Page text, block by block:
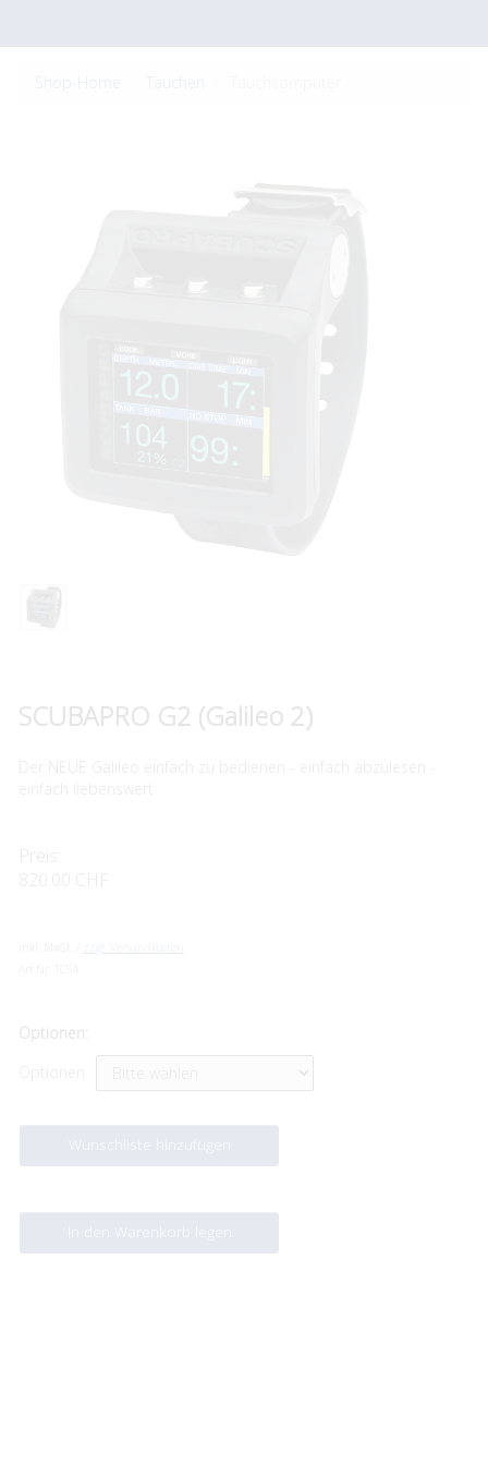
SCUBAPRO G2 (Galileo 2)
Der NEUE Galileo einfach zu bedienen - einfach abzulesen -
einfach liebenswert
zzgl. Versandkosten
Optionen:
Optionen